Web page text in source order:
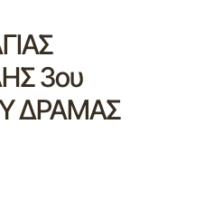
3ου
ΔΡΑΜΑΣ